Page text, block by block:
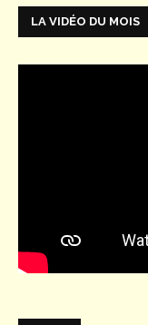
LA VIDÉO DU MOIS